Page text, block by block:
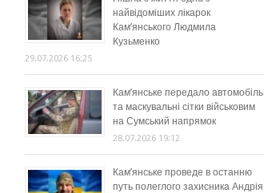
найвідоміших лікарок
Кам’янського Людмила
Кузьменко
29.07.2026 16:25
Кам’янське передало автомобіль
та маскувальні сітки військовим
на Сумський напрямок
28.07.2026 19:12
Кам’янське проведе в останню
путь полеглого захисника Андрія